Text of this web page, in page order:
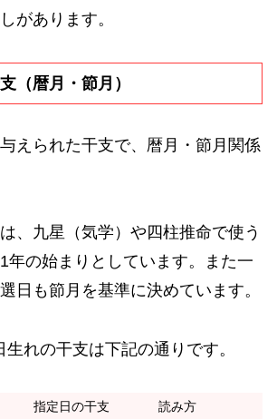
があります。
（暦月・節月）
えられた干支で、暦月・節月関係
、九星（気学）や四柱推命で使う
年の始まりとしています。また一
日も節月を基準に決めています。
れの干支は下記の通りです。
指定日の干支
読み方